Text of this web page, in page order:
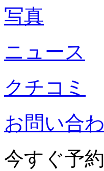
写真
ニュース
クチコミ
お問い合
今すぐ予約